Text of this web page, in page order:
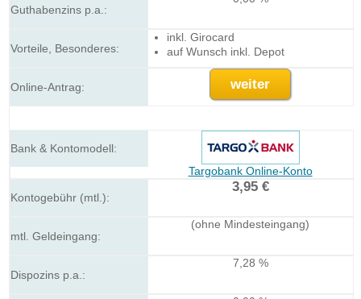
inkl. Girocard
auf Wunsch inkl. Depot
weiter
Targobank Online-Konto
3,95 €
(ohne Mindesteingang)
7,28 %